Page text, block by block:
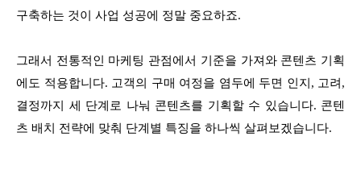
구축하는 것이 사업 성공에 정말 중요하죠.
그래서 전통적인 마케팅 관점에서 기준을 가져와 콘텐츠 기획
에도 적용합니다. 고객의 구매 여정을 염두에 두면 인지, 고려,
결정까지 세 단계로 나눠 콘텐츠를 기획할 수 있습니다. 콘텐
츠 배치 전략에 맞춰 단계별 특징을 하나씩 살펴보겠습니다.